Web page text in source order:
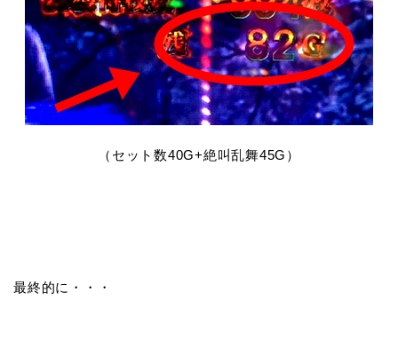
（セット数40G+絶叫乱舞45G）
最終的に・・・